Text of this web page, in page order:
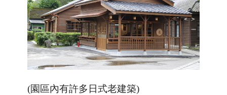
(園區內有許多日式老建築)